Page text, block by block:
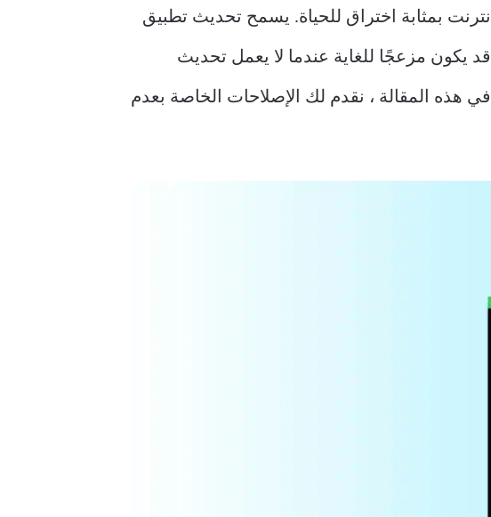
بمثابة اختراق للحياة. يسمح تحديث تطبيق
يكون مزعجًا للغاية عندما لا يعمل تحديث
هذه المقالة ، نقدم لك الإصلاحات الخاصة بعدم